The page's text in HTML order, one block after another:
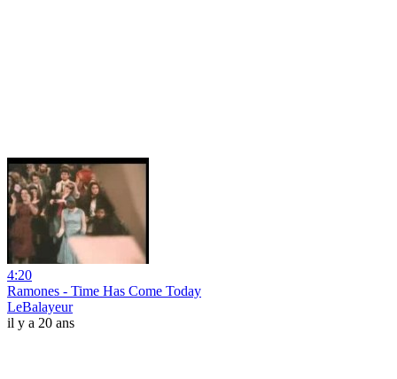
4:20
Ramones - Time Has Come Today
LeBalayeur
il y a 20 ans